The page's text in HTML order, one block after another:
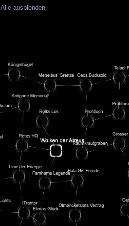
Alle ausblenden